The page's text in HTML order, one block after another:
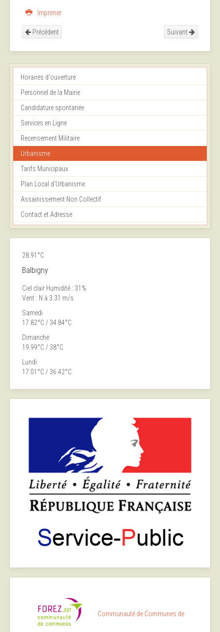
Imprimer
Précédent Suivant
Horaires d'ouverture
Personnel de la Mairie
Candidature spontanée
Services en Ligne
Recensement Militaire
Urbanisme
Tarifs Municipaux
Plan Local d'Urbanisme
Assainissement Non Collectif
Contact et Adresse
28.91°C
Balbigny
Ciel clair Humidité : 31%
Vent : N à 3.31 m/s
Samedi
17.82°C / 34.84°C
Dimanche
19.99°C / 38°C
Lundi
17.01°C / 36.42°C
Communauté de Communes de